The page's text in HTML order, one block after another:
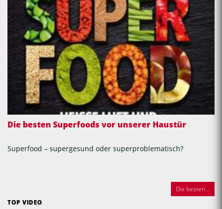
Die besten Superfoods vor unserer Haustür
Superfood – supergesund oder superproblematisch?
Die besten...
TOP VIDEO